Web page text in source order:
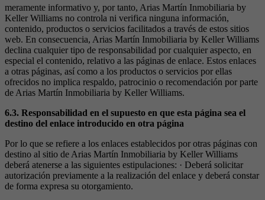
meramente informativo y, por tanto, Arias Martín Inmobiliaria by
Keller Williams no controla ni verifica ninguna información,
contenido, productos o servicios facilitados a través de estos sitios
web. En consecuencia, Arias Martín Inmobiliaria by Keller Williams
declina cualquier tipo de responsabilidad por cualquier aspecto, en
especial el contenido, relativo a las páginas de enlace. Estos enlaces
a otras páginas, así como a los productos o servicios por ellas
ofrecidos no implica respaldo, patrocinio o recomendación por parte
de Arias Martín Inmobiliaria by Keller Williams.
6.3. Responsabilidad en el supuesto en que esta página sea el
destino del enlace introducido en otra página
Por lo que se refiere a los enlaces establecidos por otras páginas con
destino al sitio de Arias Martín Inmobiliaria by Keller Williams
deberá atenerse a las siguientes estipulaciones: · Deberá solicitar
autorización previamente a la realización del enlace y deberá constar
de forma expresa su otorgamiento.